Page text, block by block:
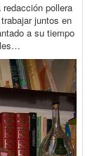
pollera
juntos en
a su tiempo